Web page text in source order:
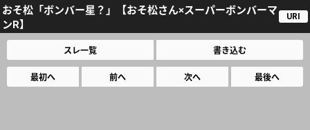
おそ松「ボンバー星？」【おそ松さん×スーパーボンバーマ
ンR】
URI
スレ一覧 書き込む
最初へ 前へ 次へ 最後へ